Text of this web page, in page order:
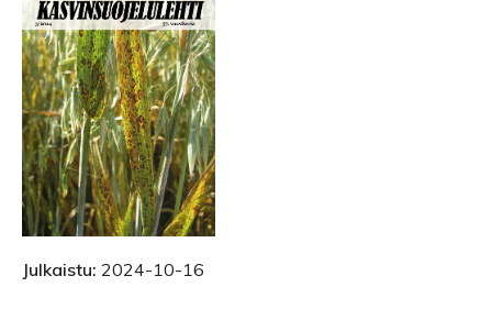
Julkaistu: 2024-10-16